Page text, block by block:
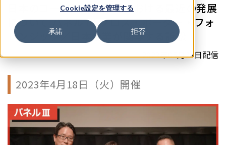
Cookie設定を管理する
承諾 拒否
日本のコーポレート分野における最近の発展
について パネル III クロス・ボーダー・フォ
レンジック／日本企業が関与する訴訟
2023年05月23日配信
2023年4月18日（火）開催